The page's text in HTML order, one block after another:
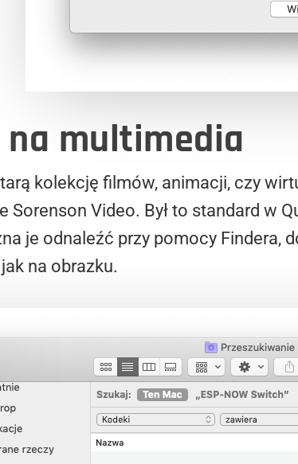
na multimedia
kolekcję filmów, animacji, czy
Sorenson Video. Był to standard w
je odnaleźć przy pomocy Findera,
na obrazku.